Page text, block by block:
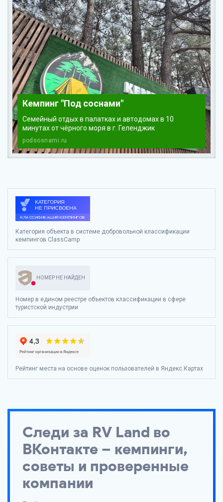
Кемпинг "Под соснами"
Семейный отдых в палатках и автодомах в 10
минутах от чёрного моря в г. Геленджик
podsosnami.ru
Категория объекта в системе добровольной классификации
кемпингов ClassCamp
НОМЕР НЕ НАЙДЕН
Номер в едином реестре объектов классификации в сфере
туристской индустрии
Рейтинг места на основе оценок пользователей в Яндекс.Картах
Следи за RV Land во
ВКонтакте – кемпинги,
советы и проверенные
компании